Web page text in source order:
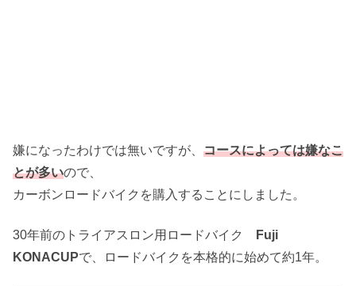
嫌になったわけでは無いですが、 コースによっては嫌なこ
とが多いので、
カーボンロードバイクを購入することにしました。
30年前のトライアスロン用ロードバイク
Fuji
KONACUPで、ロードバイクを本格的に始めて約1年。